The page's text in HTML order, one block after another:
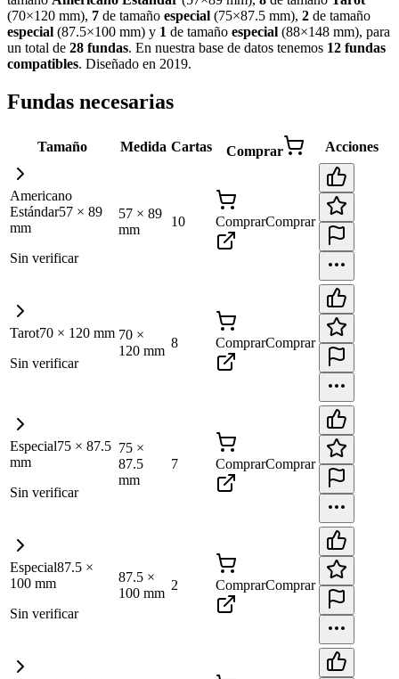
(70×120 mm), 7 de tamaño especial (75×87.5 mm), 2 de tamaño
especial (87.5×100 mm) y 1 de tamaño especial (88×148 mm), para
un total de 28 fundas. En nuestra base de datos tenemos 12 fundas
compatibles. Diseñado en 2019.
Fundas necesarias
Tamaño Medida Cartas Comprar Acciones
Americano
Estándar57 × 89
mm
Sin verificar
57 × 89
mm
10 ComprarComprar
Tarot70 × 120 mm
Sin verificar
70 ×
120 mm
8 ComprarComprar
Especial75 × 87.5
mm
Sin verificar
75 ×
87.5
mm
7 ComprarComprar
Especial87.5 ×
100 mm
Sin verificar
87.5 ×
100 mm
2 ComprarComprar